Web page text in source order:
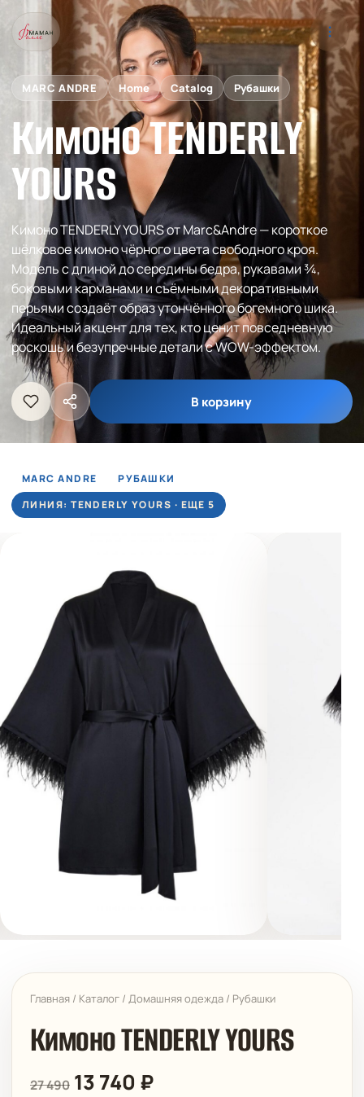
MARC ANDRE Home Catalog Рубашки
Кимоно TENDERLY
YOURS
Кимоно TENDERLY YOURS от Marc&Andre — короткое
шёлковое кимоно чёрного цвета свободного кроя.
Модель с длиной до середины бедра, рукавами ¾,
боковыми карманами и съёмными декоративными
перьями создаёт образ утончённого богемного шика.
Идеальный акцент для тех, кто ценит повседневную
роскошь и безупречные детали с WOW-эффектом.
В корзину
MARC ANDRE
РУБАШКИ
ЛИНИЯ: TENDERLY YOURS · ЕЩЕ 5
Главная / Каталог / Домашняя одежда / Рубашки
Кимоно TENDERLY YOURS
27 490 13 740 ₽